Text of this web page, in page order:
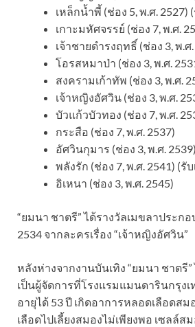
เหล็กน้ำพี้ (ช่อง 5, พ.ศ. 2527)
เกาะมหัศจรรย์ (ช่อง 7, พ.ศ.
เจ้าชายดำรงฤทธิ์ (ช่อง 3, พ.ศ
โอรสหมาป่า (ช่อง 3, พ.ศ.
สงครามเก้าทัพ (ช่อง 3, พ.ศ.
เจ้าหญิงอัศวิน (ช่อง 3, พ.ศ.
บัวแก้วบัวทอง (ช่อง 7, พ.ศ.
กระสือ (ช่อง 7, พ.ศ. 2537)
อัศวินกุมาร (ช่อง 3, พ.ศ. 2539)
พลังรัก (ช่อง 7, พ.ศ. 2541) (รั
อิเหนา (ช่อง 3, พ.ศ. 2545)
“ยมนา ชาตรี” ได้รางวัลเมขลาประก
2534 จากละครเรื่อง “เจ้าหญิงอัศวิน”
หลังห่างจากงานบันเทิง “ยมนา ชาตรี
เป็นผู้จัดการที่โรงแรมแมนดารินกรุง
อายุได้ 53 ปี เกิดอาการหลอดเลือดสม
เลือดไปเลี้ยงสมองไม่เพียงพอ เซลล์ส